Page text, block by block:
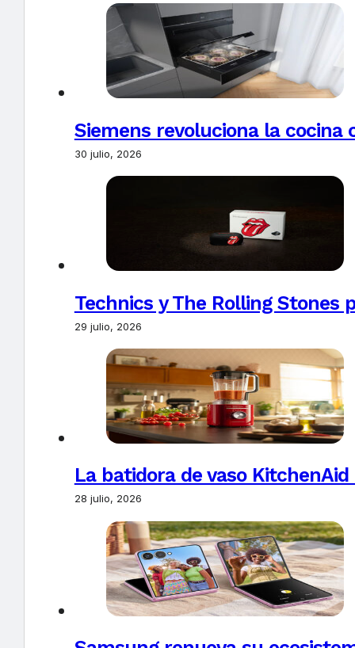
Siemens revoluciona la
30 julio, 2026
Technics y The Rolling Stones
29 julio, 2026
La batidora de vaso
28 julio, 2026